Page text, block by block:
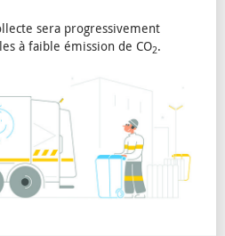
sera progressivement
à faible émission de CO2.